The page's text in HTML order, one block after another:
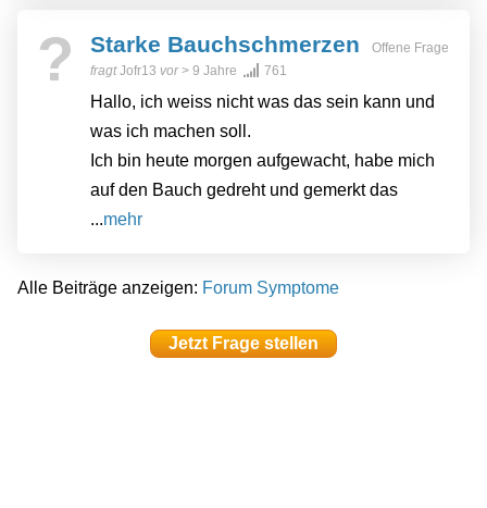
? Starke Bauchschmerzen
Offene Frage
fragtJofr13 vor> 9 Jahre 761
Hallo, ich weiss nicht was das sein kann und
was ich machen soll.
Ich bin heute morgen aufgewacht, habe mich
auf den Bauch gedreht und gemerkt das
...mehr
Alle Beiträge anzeigen: Forum Symptome
Jetzt Frage stellen